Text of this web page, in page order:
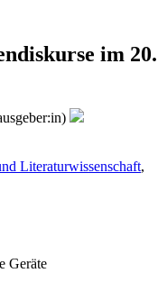
im 20.
Literaturwissenschaft,
Geräte